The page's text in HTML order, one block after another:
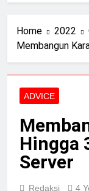
Home 2022
Membangun
ADVICE
Hingga
Server
Redaksi 4